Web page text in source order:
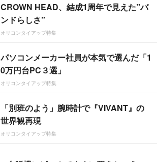
CROWN HEAD、結成1周年で見えた”バ
ンドらしさ”
オリコンタイアップ特集
パソコンメーカー社員が本気で選んだ「1
0万円台PC３選」
オリコンタイアップ特集
「別班のよう」腕時計で『VIVANT』の
世界観再現
オリコンタイアップ特集